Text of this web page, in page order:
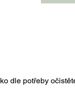
dle potřeby